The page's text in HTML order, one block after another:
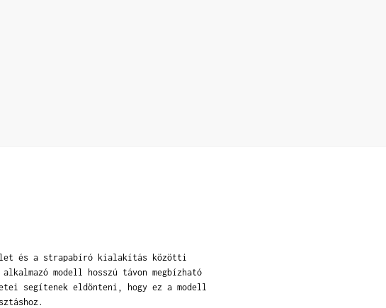
és a strapabíró kialakítás közötti
modell hosszú távon megbízható
segítenek eldönteni, hogy ez a modell